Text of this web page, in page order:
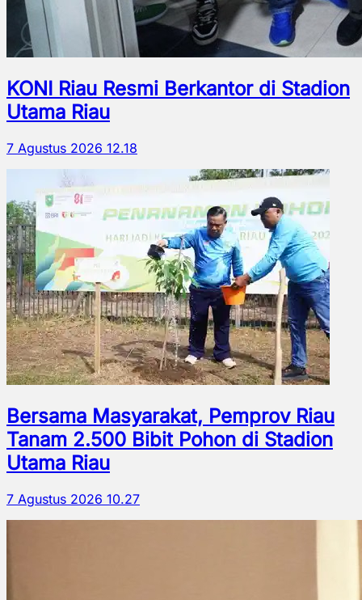
KONI Riau Resmi Berkantor di Stadion
Utama Riau
7 Agustus 2026 12.18
Bersama Masyarakat, Pemprov Riau
Tanam 2.500 Bibit Pohon di Stadion
Utama Riau
7 Agustus 2026 10.27